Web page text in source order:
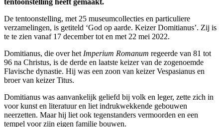
tentoonstelling heeft gemaakt.
De tentoonstelling, met 25 museumcollecties en particuliere
verzamelingen, is getiteld ‘God op aarde. Keizer Domitianus’. Zij is
te te zien vanaf 17 december tot en met 22 mei 2022.
Domitianus, die over het Imperium Romanum regeerde van 81 tot
96 na Christus, is de derde en laatste keizer van de zogenoemde
Flavische dynastie. Hij was een zoon van keizer Vespasianus en
broer van keizer Titus.
Domitianus was aanvankelijk geliefd bij volk en leger, zette zich in
voor kunst en literatuur en liet indrukwekkende gebouwen
neerzetten. Maar hij liet ook tegenstanders vermoorden en een
tempel voor zijn eigen familie bouwen.